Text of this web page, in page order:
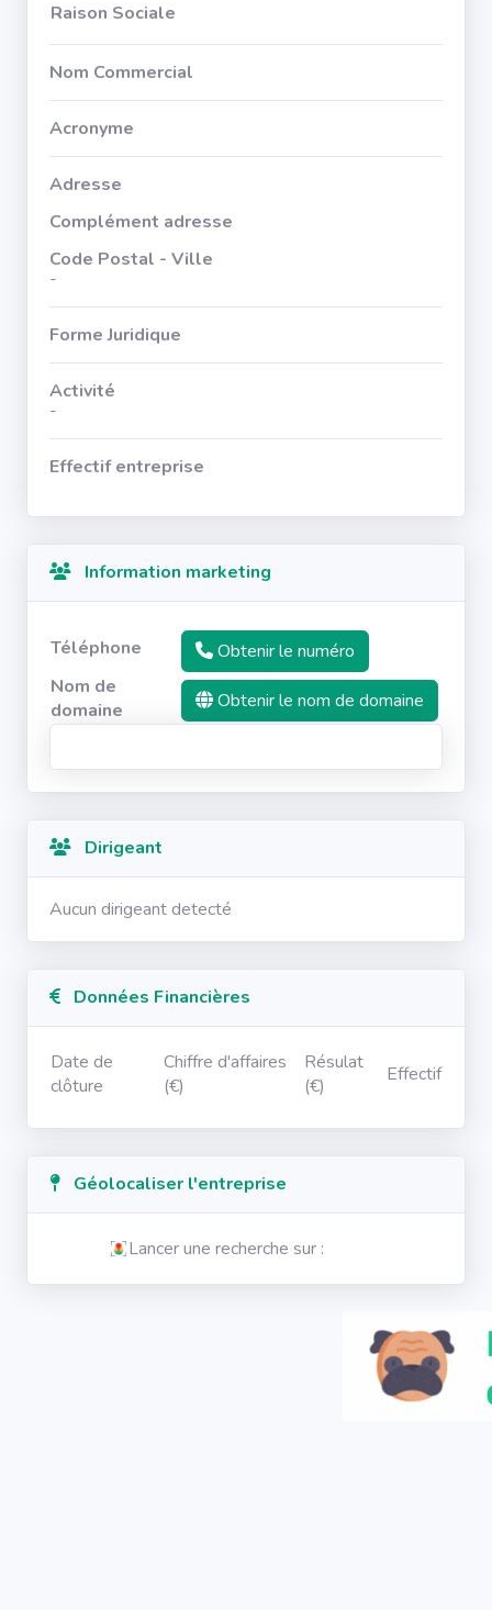
Raison Sociale
Nom Commercial
Acronyme
Adresse
Complément adresse
Code Postal - Ville
-
Forme Juridique
Activité
-
Effectif entreprise
Information marketing
Téléphone
Obtenir le numéro
Nom de
domaine
Obtenir le nom de domaine
Dirigeant
Aucun dirigeant detecté
Données Financières
Date de
clôture
Chiffre d'affaires
(€)
Résulat
(€)
Effectif
Géolocaliser l'entreprise
Lancer une recherche sur :